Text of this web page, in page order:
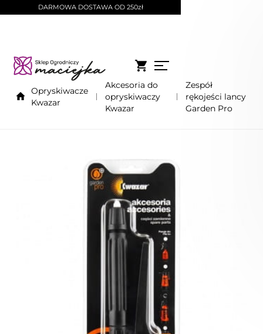
DARMOWA DOSTAWA OD 250zł
Opryskiwacze
Kwazar
Akcesoria do
opryskiwaczy
Kwazar
Zespół
rękojeści lancy
Garden Pro